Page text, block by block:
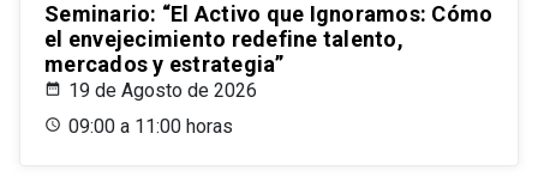
Seminario: “El Activo que Ignoramos: Cómo
el envejecimiento redefine talento,
mercados y estrategia”
19 de Agosto de 2026
09:00 a 11:00 horas